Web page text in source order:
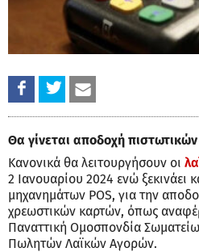
Θα γίνεται αποδοχή
Κανονικά θα λειτουργήσουν οι
2 Ιανουαρίου 2024 ενώ ξεκινάει
μηχανημάτων POS, για την
χρεωστικών καρτών, όπως
Παναττική Ομοσπονδία
Πωλητών Λαϊκών Αγορών.